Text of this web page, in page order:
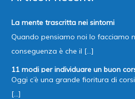
La mente trascritta nei sintomi
Quando pensiamo noi lo facciamo
conseguenza è che il [...]
11 modi per individuare un buon
Oggi c’è una grande fioritura di
[...]